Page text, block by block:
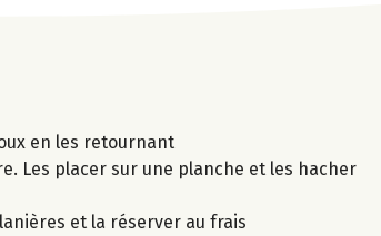
en les retournant
Les placer sur une planche et les hacher
et la réserver au frais